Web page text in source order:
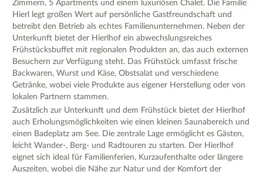
Zimmern, 5 Apartments und einem luxuriösen Chalet. Die Familie
Hierl legt großen Wert auf persönliche Gastfreundschaft und
betreibt den Betrieb als echtes Familienunternehmen. Neben der
Unterkunft bietet der Hierlhof ein abwechslungsreiches
Frühstücksbuffet mit regionalen Produkten an, das auch externen
Besuchern zur Verfügung steht. Das Frühstück umfasst frische
Backwaren, Wurst und Käse, Obstsalat und verschiedene
Getränke, wobei viele Produkte aus eigener Herstellung oder von
lokalen Partnern stammen.
Zusätzlich zur Unterkunft und dem Frühstück bietet der Hierlhof
auch Erholungsmöglichkeiten wie einen kleinen Saunabereich und
einen Badeplatz am See. Die zentrale Lage ermöglicht es Gästen,
leicht Wander-, Berg- und Radtouren zu starten. Der Hierlhof
eignet sich ideal für Familienferien, Kurzaufenthalte oder längere
Auszeiten, wobei die Nähe zur Natur und der Komfort der